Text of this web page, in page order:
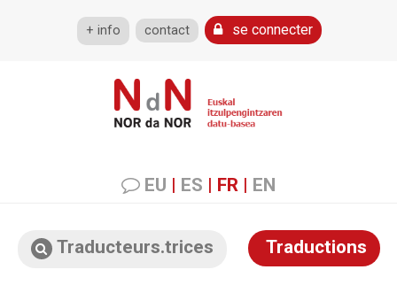
+ info contact se connecter
EU | ES | FR | EN
Traducteurs.trices Traductions